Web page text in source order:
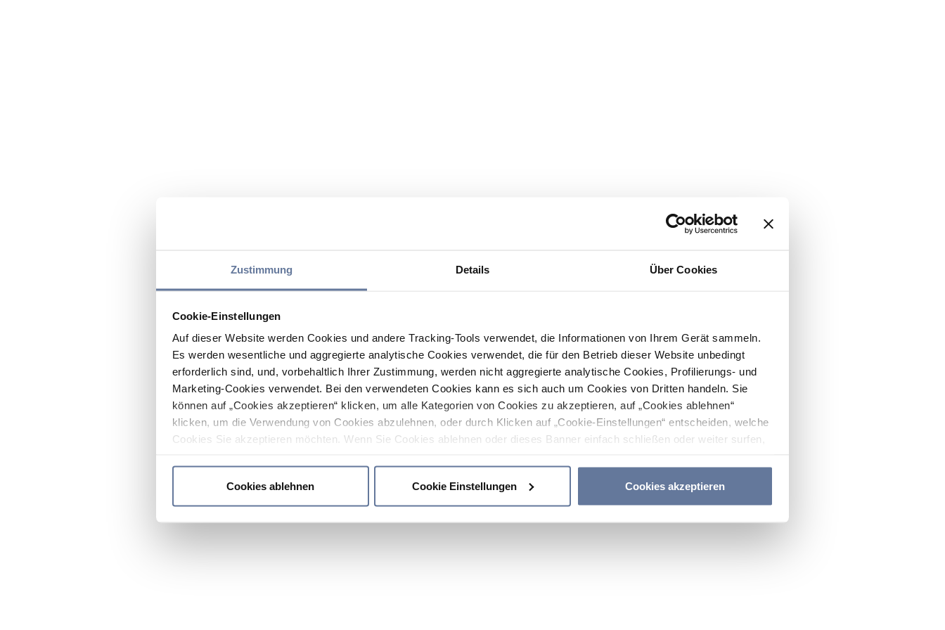
Zustimmung Details Über Cookies
Cookie-Einstellungen
Auf dieser Website werden Cookies und andere Tracking-Tools verwendet, die Informationen von Ihrem Gerät sammeln.
Es werden wesentliche und aggregierte analytische Cookies verwendet, die für den Betrieb dieser Website unbedingt
erforderlich sind, und, vorbehaltlich Ihrer Zustimmung, werden nicht aggregierte analytische Cookies, Profilierungs- und
Marketing-Cookies verwendet. Bei den verwendeten Cookies kann es sich auch um Cookies von Dritten handeln. Sie
können auf „Cookies akzeptieren“ klicken, um alle Kategorien von Cookies zu akzeptieren, auf „Cookies ablehnen“
klicken, um die Verwendung von Cookies abzulehnen, oder durch Klicken auf „Cookie-Einstellungen“ entscheiden, welche
Cookies Sie akzeptieren möchten. Wenn Sie Cookies ablehnen oder dieses Banner einfach schließen oder weiter surfen,
Cookies ablehnen
Cookie Einstellungen Cookies akzeptieren